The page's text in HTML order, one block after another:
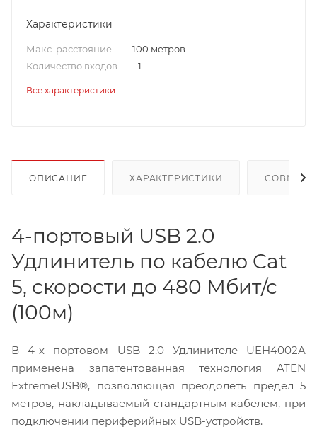
Характеристики
Макс. расстояние — 100 метров
Количество входов — 1
Все характеристики
ОПИСАНИЕ ХАРАКТЕРИСТИКИ
4-портовый USB 2.0
Удлинитель по кабелю Cat
5, скорости до 480 Мбит/с
(100м)
В 4-х портовом USB 2.0 Удлинителе UEH4002A
применена запатентованная технология ATEN
ExtremeUSB®, позволяющая преодолеть предел 5
метров, накладываемый стандартным кабелем, при
подключении периферийных USB-устройств.